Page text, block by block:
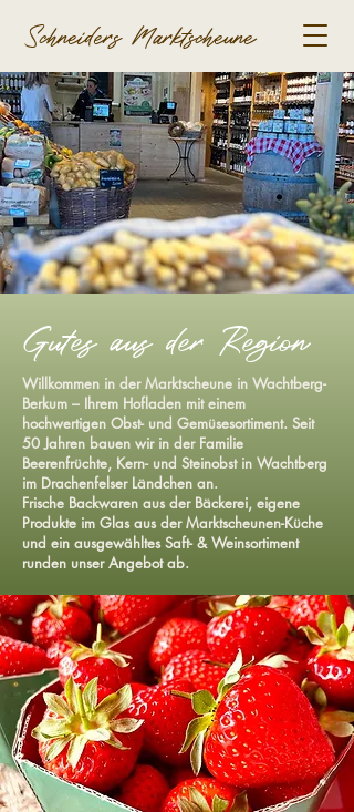
Schneiders Marktscheune
Gutes aus der Region
Willkommen in der Marktscheune in Wachtberg-
Berkum – Ihrem Hofladen mit einem
hochwertigen Obst- und Gemüsesortiment. Seit
50 Jahren bauen wir in der Familie
Beerenfrüchte, Kern- und Steinobst in Wachtberg
im Drachenfelser Ländchen an.
Frische Backwaren aus der Bäckerei, eigene
Produkte im Glas aus der Marktscheunen-Küche
und ein ausgewähltes Saft- & Weinsortiment
runden unser Angebot ab.